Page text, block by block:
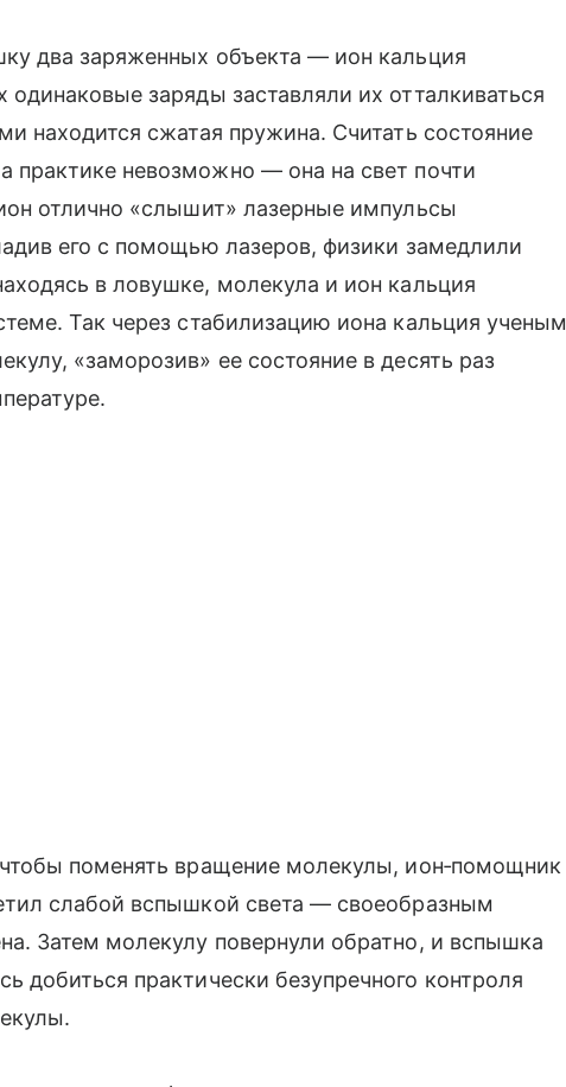
два заряженных объекта — ион кальция
заряды заставляли их отталкиваться
находится сжатая пружина. Считать состояние
практике невозможно — она на свет почти
отлично «слышит» лазерные импульсы
его с помощью лазеров, физики замедлили
в ловушке, молекула и ион кальция
Так через стабилизацию иона кальция ученым
«заморозив» ее состояние в десять раз
поменять вращение молекулы, ион‑помощник
слабой вспышкой света — своеобразным
Затем молекулу повернули обратно, и вспышка
добиться практически безупречного контроля